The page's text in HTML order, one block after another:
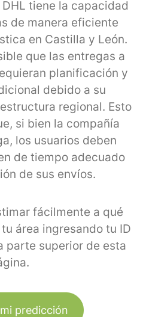
tiene la capacidad
de manera eficiente
en Castilla y León.
que las entregas a
planificación y
debido a su
regional. Esto
si bien la compañía
los usuarios deben
de tiempo adecuado
de sus envíos.
fácilmente a qué
área ingresando tu ID
parte superior de esta
predicción